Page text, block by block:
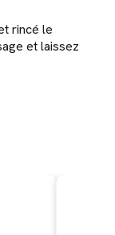
rincé le
et laissez